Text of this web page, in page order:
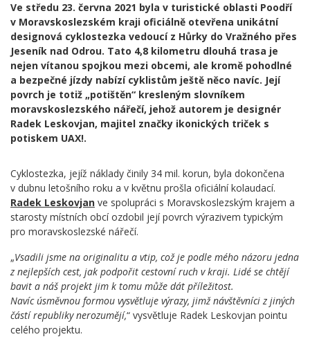
Ve středu 23. června 2021 byla v turistické oblasti Poodří
v Moravskoslezském kraji oficiálně otevřena unikátní
designová cyklostezka vedoucí z Hůrky do Vražného přes
Jeseník nad Odrou. Tato 4,8 kilometru dlouhá trasa je
nejen vítanou spojkou mezi obcemi, ale kromě pohodlné
a bezpečné jízdy nabízí cyklistům ještě něco navíc. Její
povrch je totiž „potištěn“ kresleným slovníkem
moravskoslezského nářečí, jehož autorem je designér
Radek Leskovjan, majitel značky ikonických triček s
potiskem UAX!.
Cyklostezka, jejíž náklady činily 34 mil. korun, byla dokončena
v dubnu letošního roku a v květnu prošla oficiální kolaudací.
Radek Leskovjan ve spolupráci s Moravskoslezským krajem a
starosty místních obcí ozdobil její povrch výrazivem typickým
pro moravskoslezské nářečí.
„Vsadili jsme na originalitu a vtip, což je podle mého názoru jedna
z nejlepších cest, jak podpořit cestovní ruch v kraji. Lidé se chtějí
bavit a náš projekt jim k tomu může dát příležitost.
Navíc úsměvnou formou vysvětluje výrazy, jimž návštěvníci z jiných
částí republiky nerozumějí,“ vysvětluje Radek Leskovjan pointu
celého projektu.